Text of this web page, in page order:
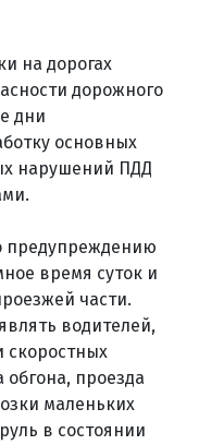
на дорогах
дорожного
дни
основных
нарушений ПДД
предупреждению
время суток и
части.
водителей,
скоростных
проезда
маленьких
в состоянии